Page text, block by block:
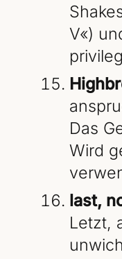
V«)
Das
Wird
last,
Letzt,